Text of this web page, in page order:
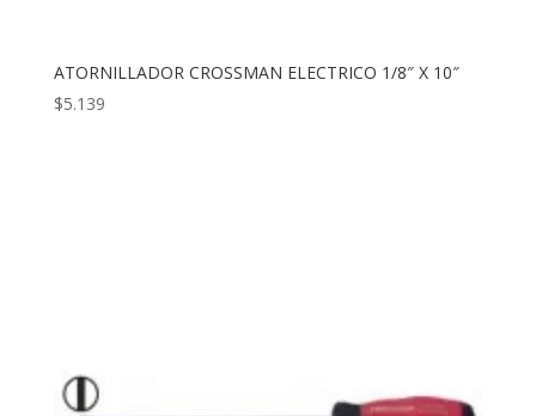
ATORNILLADOR CROSSMAN ELECTRICO 1/8″ X 10″
$5.139